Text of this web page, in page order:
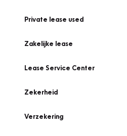
Private lease used
Zakelijke lease
Lease Service Center
Zekerheid
Verzekering